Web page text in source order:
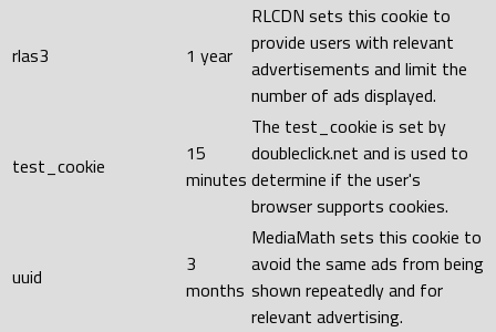
rlas3 1 year
RLCDN sets this cookie to
provide users with relevant
advertisements and limit the
number of ads displayed.
test_cookie
15
minutes
The test_cookie is set by
doubleclick.net and is used to
determine if the user's
browser supports cookies.
uuid
3
months
MediaMath sets this cookie to
avoid the same ads from being
shown repeatedly and for
relevant advertising.